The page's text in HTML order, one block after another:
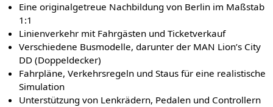
Eine originalgetreue Nachbildung von Berlin im Maßstab
1:1
Linienverkehr mit Fahrgästen und Ticketverkauf
Verschiedene Busmodelle, darunter der MAN Lion’s City
DD (Doppeldecker)
Fahrpläne, Verkehrsregeln und Staus für eine realistische
Simulation
Unterstützung von Lenkrädern, Pedalen und Controllern